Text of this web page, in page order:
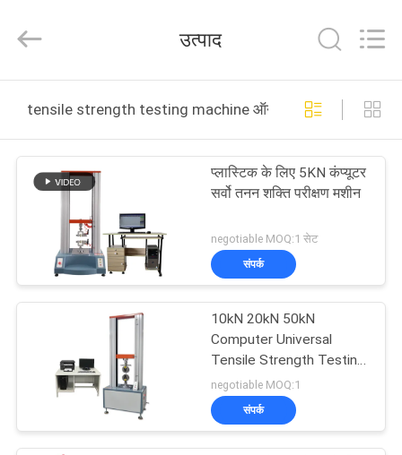
उत्पादों
वीडियो
बारे
कारखाना
Technology
Rights
उत्पाद
tensile strength testing machine ऑनलाइन निर्माण
प्लास्टिक के लिए 5KN कंप्यूटर
सर्वो तनन शक्ति परीक्षण मशीन
negotiable MOQ:1 सेट
संपर्क
10kN 20kN 50kN
Computer Universal
Tensile Strength Testing
Machine with High
Precision and
Customizable Options
negotiable MOQ:1
संपर्क